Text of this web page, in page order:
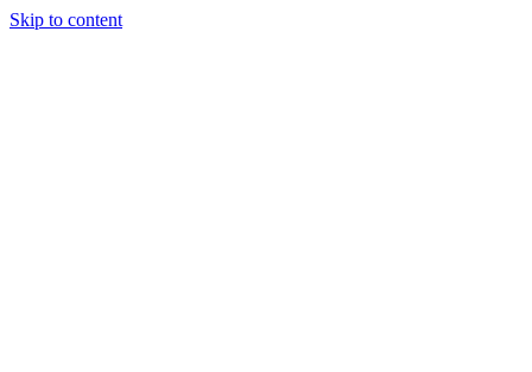
Skip to content